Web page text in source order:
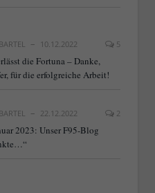
10.12.2022 5
die Fortuna – Danke,
für die erfolgreiche Arbeit!
22.12.2022 2
2023: Unser F95-Blog